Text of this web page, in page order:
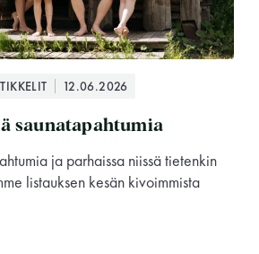
12.06.2026
saunatapahtumia
ja parhaissa niissä tietenkin
listauksen kesän kivoimmista